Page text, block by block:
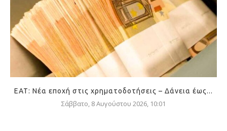
ΕΑΤ: Νέα εποχή στις χρηματοδοτήσεις – Δάνεια έως...
Σάββατο, 8 Αυγούστου 2026, 10:01